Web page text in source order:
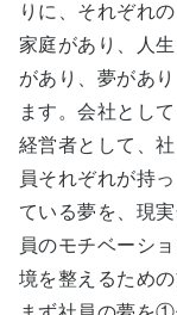
りに、それぞれの
家庭があり、人生
があり、夢があり
ます。会社として
経営者として、社
員それぞれが持っ
ている夢を、現
員のモチベーシ
境を整えるため